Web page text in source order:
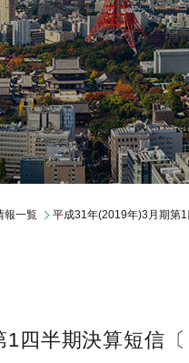
レポートライブラリ
IR情報
制度・環境
報一覧 平成31年(2019年)3月期第
四半期決算短信